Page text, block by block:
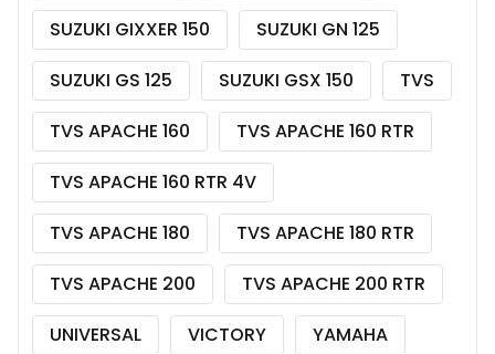
SUZUKI GIXXER 150
SUZUKI GN 125
SUZUKI GS 125
SUZUKI GSX 150
TVS
TVS APACHE 160
TVS APACHE 160 RTR
TVS APACHE 160 RTR 4V
TVS APACHE 180
TVS APACHE 180 RTR
TVS APACHE 200
TVS APACHE 200 RTR
UNIVERSAL
VICTORY
YAMAHA